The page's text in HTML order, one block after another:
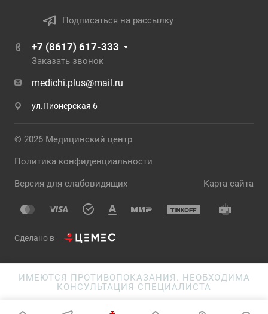
Подписаться на рассылку
+7 (8617) 617-333
Заказать звонок
medichi.plus@mail.ru
ул.Пионерская 6
© 2026 Медицинский центр
Политика конфиденциальности
Версия для слабовидящих Карта сайта
Сделано в
ИМЕЮТСЯ ПРОТИВОПОКАЗАНИЯ. НЕОБХОДИМА
КОНСУЛЬТАЦИЯ СПЕЦИАЛИСТА